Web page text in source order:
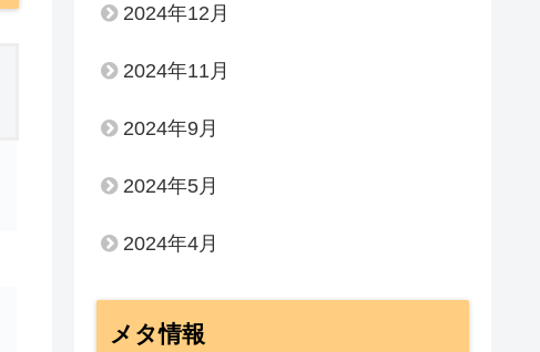
2024年12月
2024年11月
2024年9月
2024年5月
2024年4月
メタ情報